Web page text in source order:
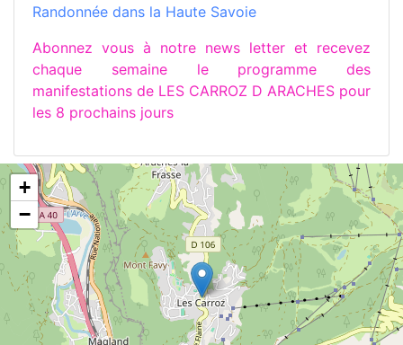
Randonnée dans la Haute Savoie
Abonnez vous à notre news letter et recevez
chaque semaine le programme des
manifestations de LES CARROZ D ARACHES pour
les 8 prochains jours
+
−